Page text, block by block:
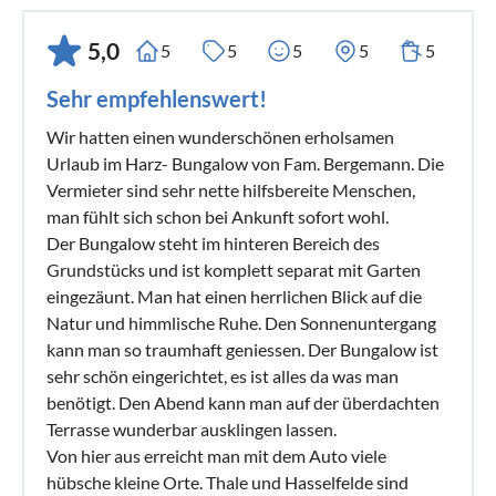
5,0 5 5 5 5 5
Sehr empfehlenswert!
Wir hatten einen wunderschönen erholsamen
Urlaub im Harz- Bungalow von Fam. Bergemann. Die
Vermieter sind sehr nette hilfsbereite Menschen,
man fühlt sich schon bei Ankunft sofort wohl.
Der Bungalow steht im hinteren Bereich des
Grundstücks und ist komplett separat mit Garten
eingezäunt. Man hat einen herrlichen Blick auf die
Natur und himmlische Ruhe. Den Sonnenuntergang
kann man so traumhaft geniessen. Der Bungalow ist
sehr schön eingerichtet, es ist alles da was man
benötigt. Den Abend kann man auf der überdachten
Terrasse wunderbar ausklingen lassen.
Von hier aus erreicht man mit dem Auto viele
hübsche kleine Orte. Thale und Hasselfelde sind